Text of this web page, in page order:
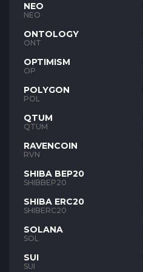
NEO
NEO
ONTOLOGY
ONT
OPTIMISM
OP
POLYGON
POL
QTUM
QTUM
RAVENCOIN
RVN
SHIBA BEP20
SHIBBEP20
SHIBA ERC20
SHIBERC20
SOLANA
SOL
SUI
SUI